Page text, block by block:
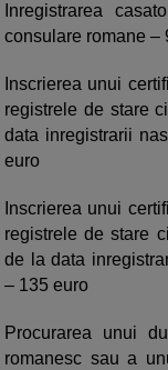
Inregistrarea
consulare romane –
Inscrierea unui
registrele de stare
data inregistrarii
euro
Inscrierea unui
registrele de stare
de la data
– 135 euro
Procurarea unui
romanesc sau a